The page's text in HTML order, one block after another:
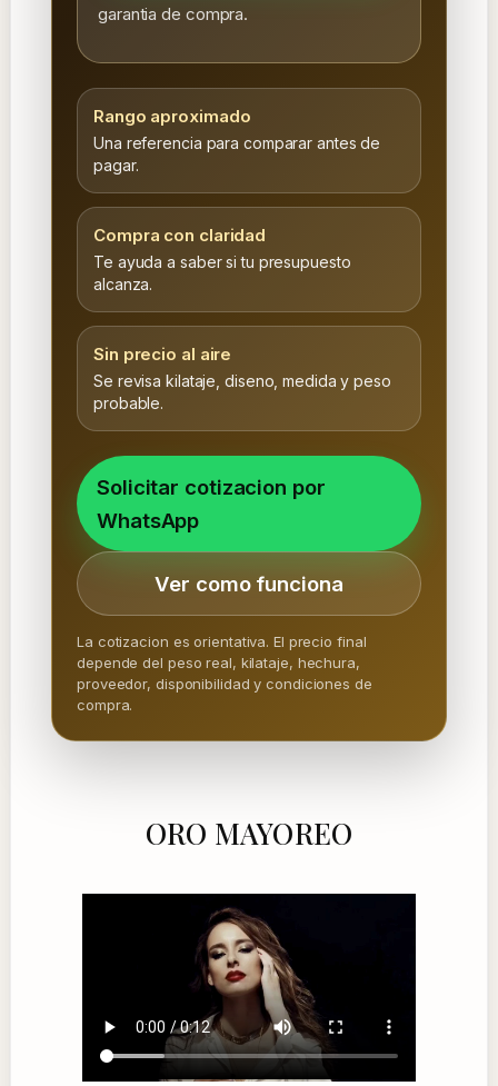
garantia de compra.
Rango aproximado
Una referencia para comparar antes de
pagar.
Compra con claridad
Te ayuda a saber si tu presupuesto
alcanza.
Sin precio al aire
Se revisa kilataje, diseno, medida y peso
probable.
Solicitar cotizacion por
WhatsApp
Ver como funciona
La cotizacion es orientativa. El precio final
depende del peso real, kilataje, hechura,
proveedor, disponibilidad y condiciones de
compra.
ORO MAYOREO